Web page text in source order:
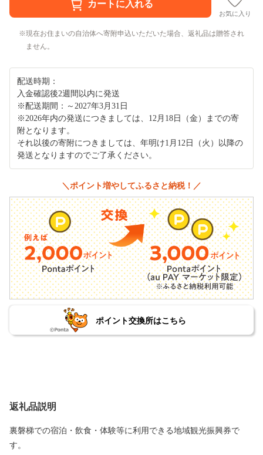
お気に入り
現在お住まいの自治体へ寄附申込いただいた場合、返礼品は贈答され
ません。
配送時期：
入金確認後2週間以内に発送
※配送期間：～2027年3月31日
※2026年内の発送につきましては、12月18日（金）までの寄
附となります。
それ以後の寄附につきましては、年明け1月12日（火）以降の
発送となりますのでご了承ください。
＼ポイント増やしてふるさと納税！／
ポイント交換所はこちら
返礼品説明
裏磐梯での宿泊・飲食・体験等に利用できる地域観光振興券で
す。